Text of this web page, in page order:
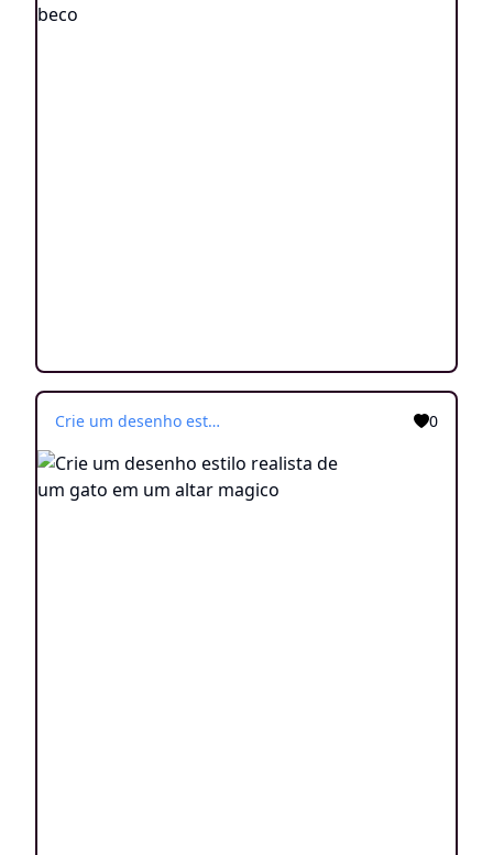
Crie um desenho estilo realista de um gato em um altar magico 0